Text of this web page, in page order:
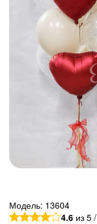
Модель: 13604
4.6 из 5 /